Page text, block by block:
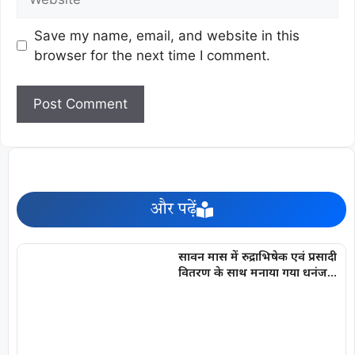
Save my name, email, and website in this
browser for the next time I comment.
और पढ़ें
सावन मास में रुद्राभिषेक एवं प्रसादी
वितरण के साथ मनाया गया धनंजय